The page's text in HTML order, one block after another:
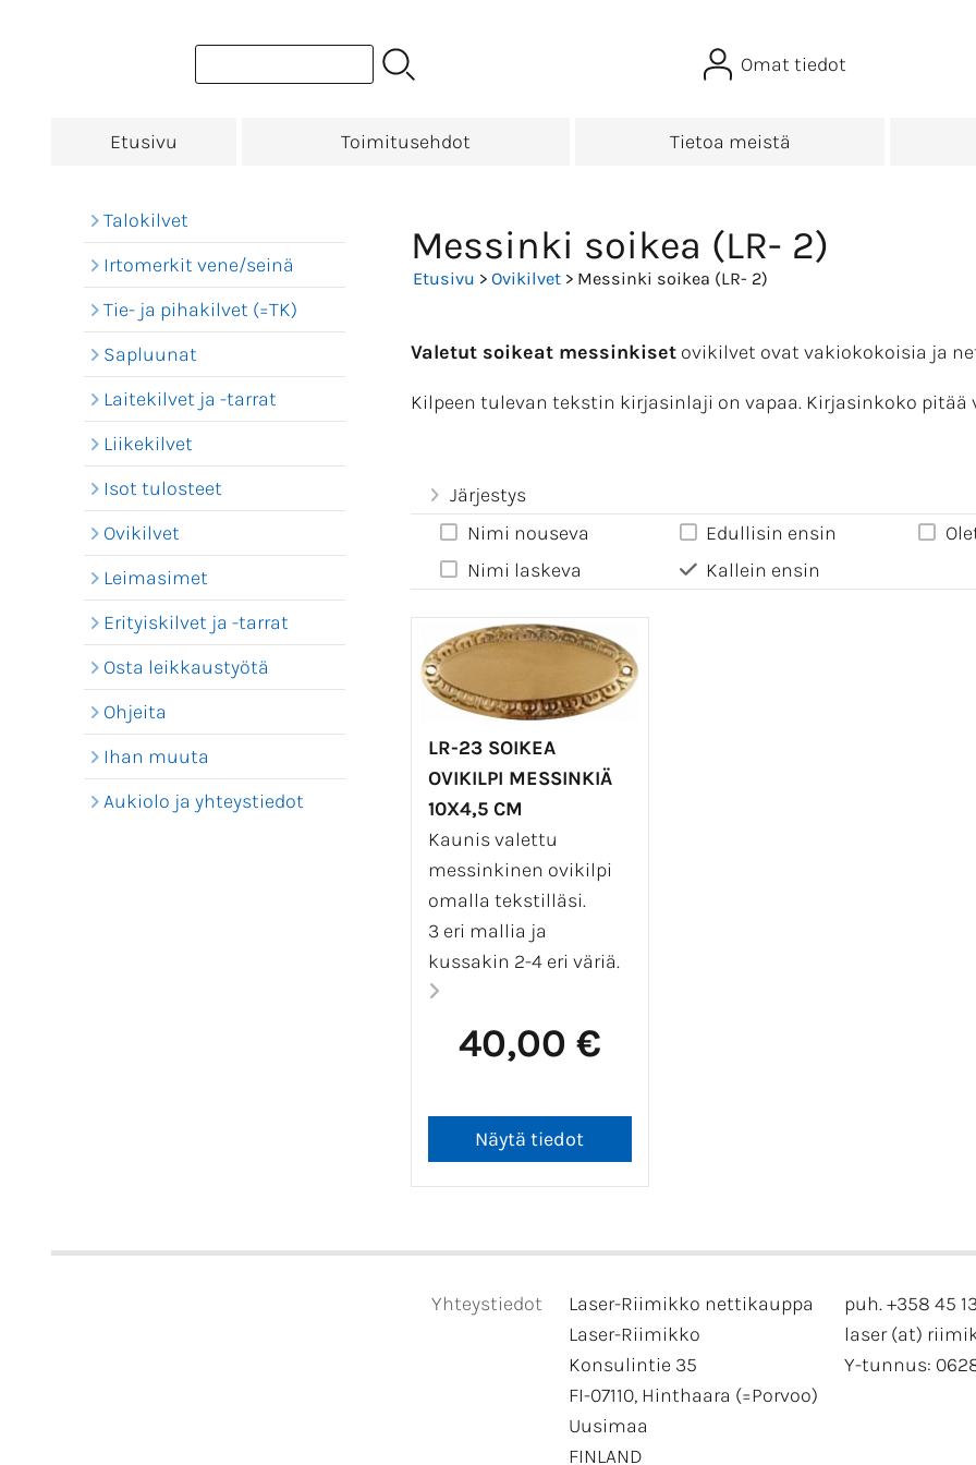
Omat tiedot
Etusivu Toimitusehdot Tietoa meistä
Talokilvet
Irtomerkit vene/seinä
Tie- ja pihakilvet (=TK)
Sapluunat
Laitekilvet ja -tarrat
Liikekilvet
Isot tulosteet
Ovikilvet
Leimasimet
Erityiskilvet ja -tarrat
Osta leikkaustyötä
Ohjeita
Ihan muuta
Aukiolo ja yhteystiedot
Messinki soikea (LR- 2)
Etusivu > Ovikilvet > Messinki soikea (LR- 2)
Valetut soikeat messinkiset ovikilvet ovat vakiokokoisia ja
Kilpeen tulevan tekstin kirjasinlaji on vapaa. Kirjasinkoko
Järjestys
Nimi nouseva
Nimi laskeva
Edullisin ensin
Kallein ensin
LR-23 SOIKEA
OVIKILPI MESSINKIÄ
10X4,5 CM
Kaunis valettu
messinkinen ovikilpi
omalla tekstilläsi.
3 eri mallia ja
kussakin 2-4 eri väriä.
40,00 €
Yhteystiedot
Laser-Riimikko nettikauppa
Laser-Riimikko
Konsulintie 35
FI-07110, Hinthaara (=Porvoo)
Uusimaa
FINLAND
puh. +358 45
laser (at)
Y-tunnus: